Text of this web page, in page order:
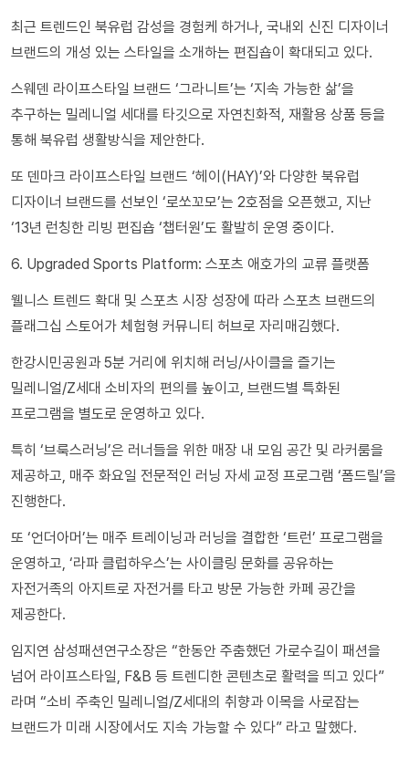
최근 트렌드인 북유럽 감성을 경험케 하거나, 국내외 신진 디자이너
브랜드의 개성 있는 스타일을 소개하는 편집숍이 확대되고 있다.
스웨덴 라이프스타일 브랜드 ‘그라니트’는 ‘지속 가능한 삶’을
추구하는 밀레니얼 세대를 타깃으로 자연친화적, 재활용 상품 등을
통해 북유럽 생활방식을 제안한다.
또 덴마크 라이프스타일 브랜드 ‘헤이(HAY)’와 다양한 북유럽
디자이너 브랜드를 선보인 ‘로쏘꼬모’는 2호점을 오픈했고, 지난
‘13년 런칭한 리빙 편집숍 ‘챕터원’도 활발히 운영 중이다.
6. Upgraded Sports Platform: 스포츠 애호가의 교류 플랫폼
웰니스 트렌드 확대 및 스포츠 시장 성장에 따라 스포츠 브랜드의
플래그십 스토어가 체험형 커뮤니티 허브로 자리매김했다.
한강시민공원과 5분 거리에 위치해 러닝/사이클을 즐기는
밀레니얼/Z세대 소비자의 편의를 높이고, 브랜드별 특화된
프로그램을 별도로 운영하고 있다.
특히 ‘브룩스러닝’은 러너들을 위한 매장 내 모임 공간 및 라커룸을
제공하고, 매주 화요일 전문적인 러닝 자세 교정 프로그램 ‘폼드릴’을
진행한다.
또 ‘언더아머’는 매주 트레이닝과 러닝을 결합한 ‘트런’ 프로그램을
운영하고, ‘라파 클럽하우스’는 사이클링 문화를 공유하는
자전거족의 아지트로 자전거를 타고 방문 가능한 카페 공간을
제공한다.
임지연 삼성패션연구소장은 “한동안 주춤했던 가로수길이 패션을
넘어 라이프스타일, F&B 등 트렌디한 콘텐츠로 활력을 띄고 있다”
라며 “소비 주축인 밀레니얼/Z세대의 취향과 이목을 사로잡는
브랜드가 미래 시장에서도 지속 가능할 수 있다” 라고 말했다.